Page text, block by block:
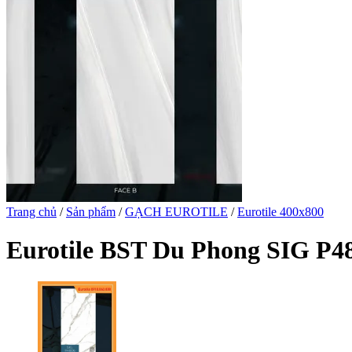
Trang chủ / Sản phẩm / GẠCH EUROTILE / Eurotile 400x800
Eurotile BST Du Phong SIG